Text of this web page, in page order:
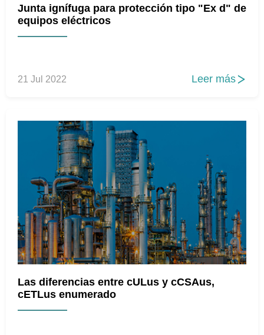
Junta ignífuga para protección tipo "Ex d" de
equipos eléctricos
21 Jul 2022 Leer más 
Las diferencias entre cULus y cCSAus,
cETLus enumerado